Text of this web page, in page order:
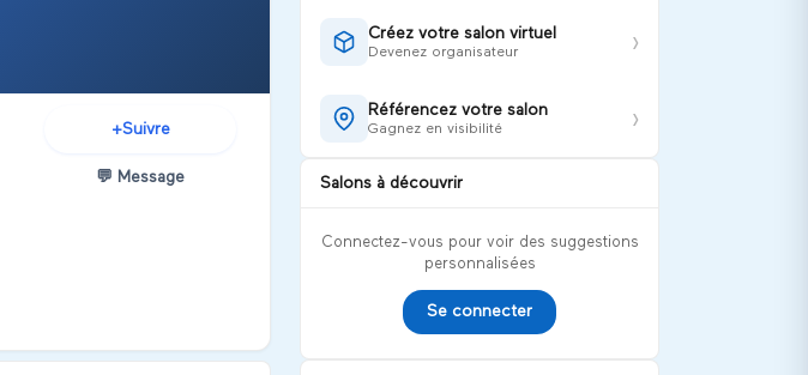
+Suivre
💬 Message
Créez votre salon virtuel
Devenez organisateur ›
Référencez votre salon
Gagnez en visibilité ›
Salons à découvrir
Connectez-vous pour voir des suggestions
personnalisées
Se connecter